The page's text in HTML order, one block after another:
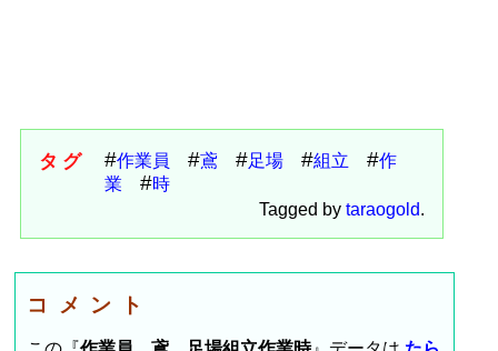
タグ 作業員 鳶 足場 組立
作
業
時
Tagged by taraogold.
コメント